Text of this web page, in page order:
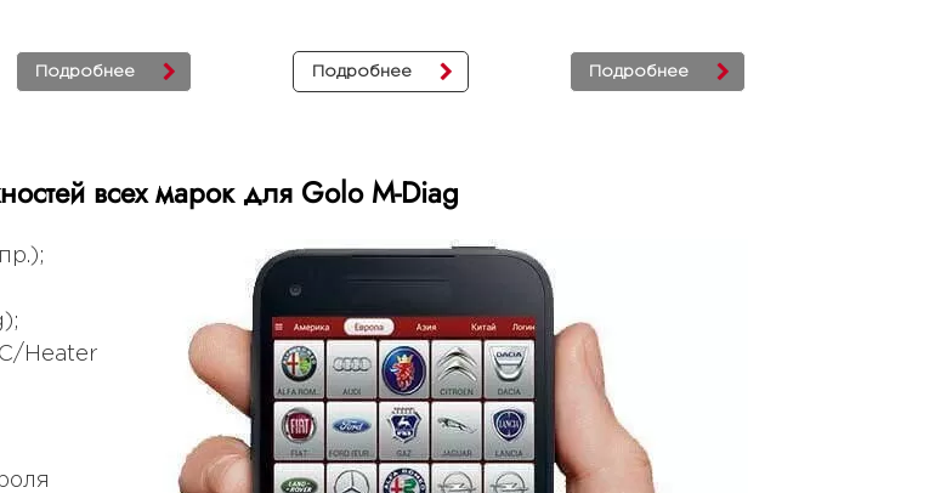
Подробнее Подробнее Подробнее
всех марок для Golo M-Diag
Heater